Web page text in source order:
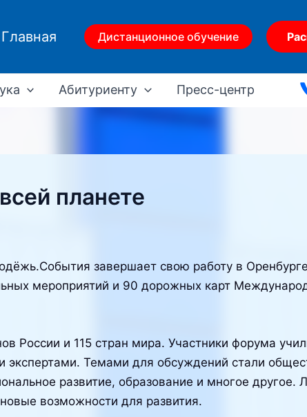
Главная Дистанционное обучение
Абитуриенту Пресс-центр
планете
завершает свою работу в
мероприятий и 90 дорожных карт
России и 115 стран мира. Участники форума
Темами для обсуждений стали
развитие, образование и многое другое.
возможности для развития.